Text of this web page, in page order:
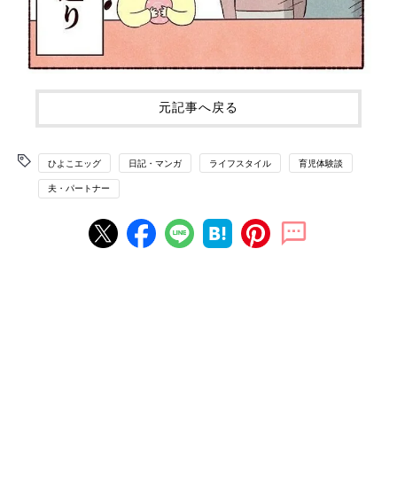
元記事へ戻る
ひよこエッグ 日記・マンガ ライフスタイル 育児体験談
夫・パートナー